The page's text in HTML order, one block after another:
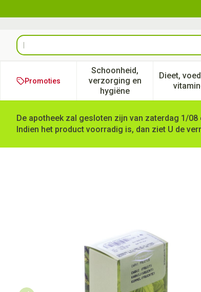
Product, merk, categorie...
Promoties
Schoonheid,
verzorging en
hygiëne
Toon submenu voor
Dieet,
De apotheek zal gesloten zijn van zaterdag 1/
Indien het product voorradig is, dan ziet U de